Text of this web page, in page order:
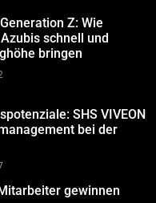
Z: Wie
schnell und
bringen
SHS VIVEON
bei der
gewinnen